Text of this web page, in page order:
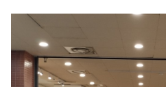
台灣新北市新莊藝文中心，响仁和鼓展